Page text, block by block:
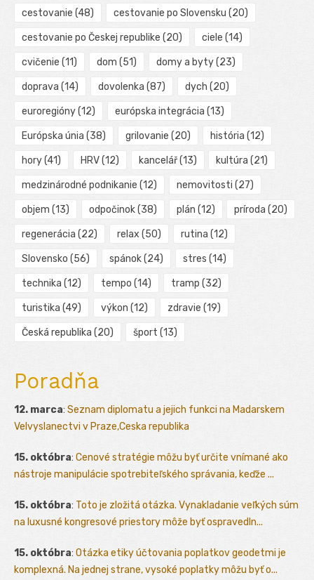
cestovanie (48) cestovanie po Slovensku (20)
cestovanie po Českej republike (20) ciele (14)
cvičenie (11) dom (51) domy a byty(23)
doprava (14) dovolenka (87) dych (20)
euroregióny(12) európska integrácia (13)
Európska únia (38) grilovanie (20) história (12)
hory(41) HRV(12) kancelář(13) kultúra (21)
medzinárodné podnikanie (12) nemovitosti (27)
objem (13) odpočinok(38) plán (12) príroda (20)
regenerácia (22) relax (50) rutina (12)
Slovensko (56) spánok(24) stres (14)
technika (12) tempo (14) tramp (32)
turistika (49) výkon (12) zdravie (19)
Česká republika (20) šport (13)
Poradňa
12. marca: Seznam diplomatu a jejich funkci na Madarskem
Velvyslanectvi v Praze,Ceska republika
15. októbra: Cenové stratégie môžu byť určite vnímané ako
nástroje manipulácie spotrebiteľského správania, keďže ...
15. októbra: Toto je zložitá otázka. Vynakladanie veľkých súm
na luxusné kongresové priestory môže byť ospravedln...
15. októbra: Otázka etiky účtovania poplatkov geodetmi je
komplexná. Na jednej strane, vysoké poplatky môžu byť o...